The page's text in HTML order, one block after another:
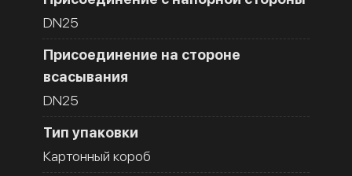
DN25
Присоединение на стороне
всасывания
DN25
Тип упаковки
Картонный короб